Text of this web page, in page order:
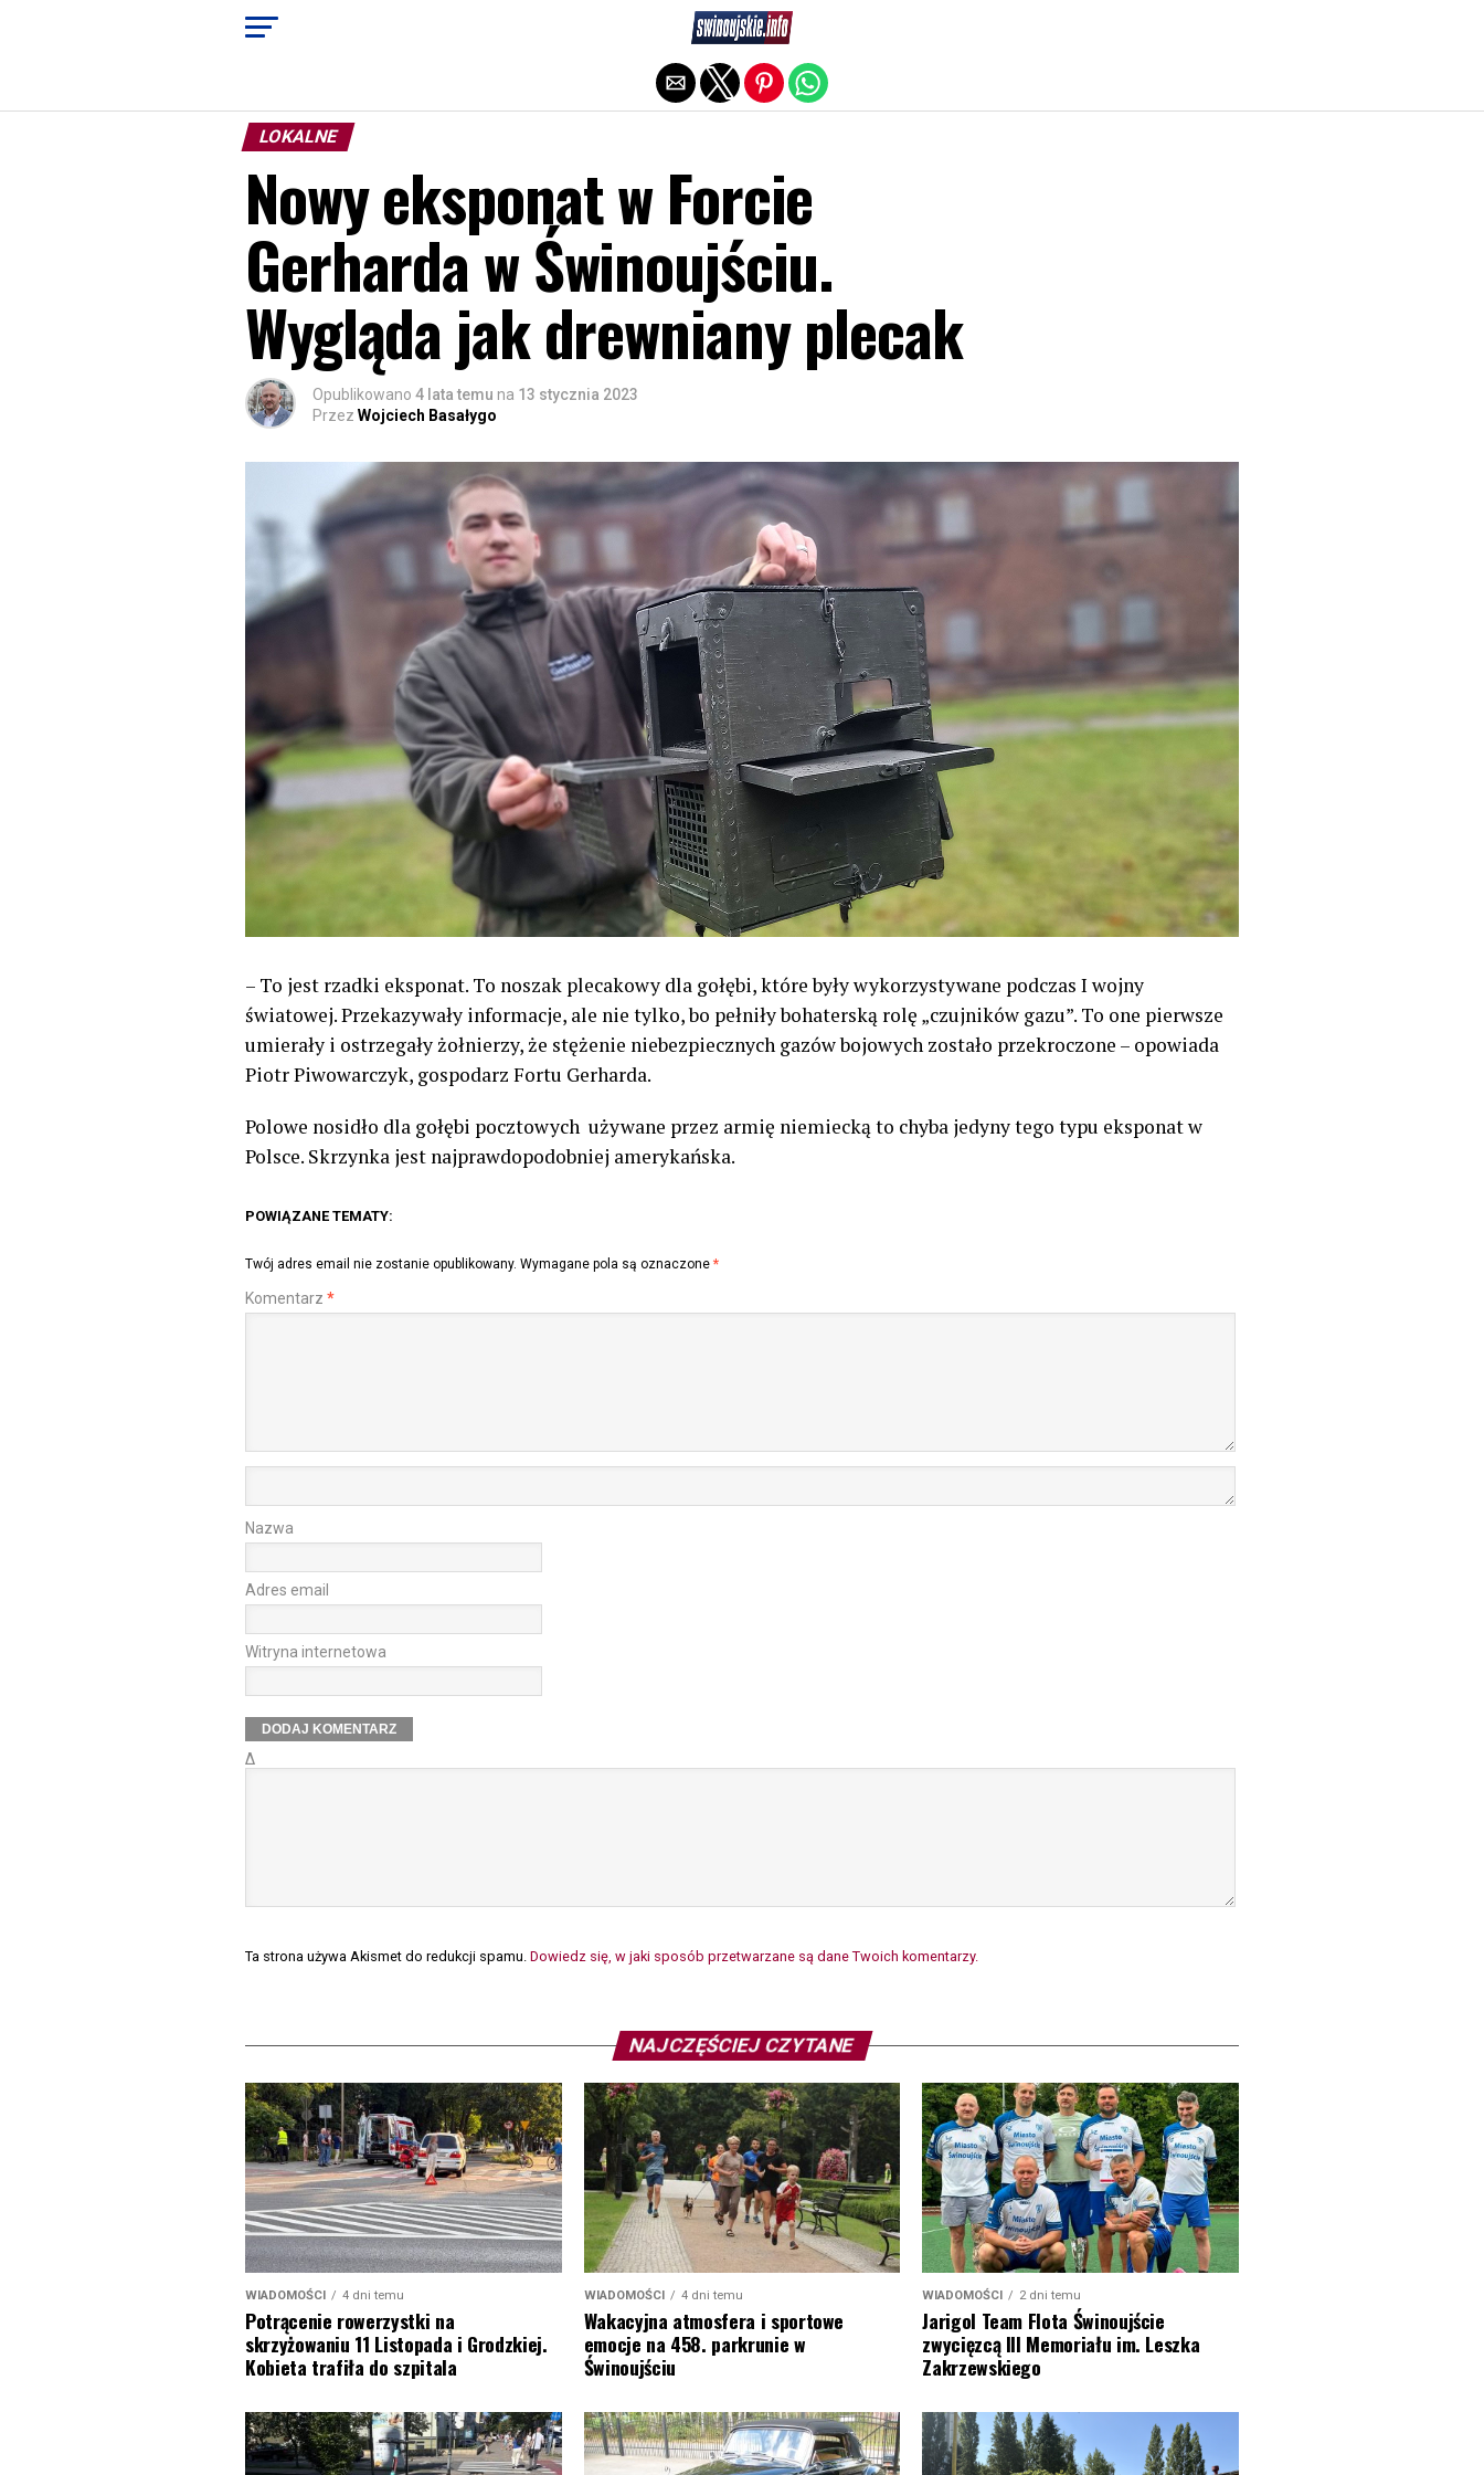
LOKALNE
Nowy eksponat w Forcie
Gerharda w Świnoujściu.
Wygląda jak drewniany plecak
Opublikowano 4 lata temu na 13 stycznia 2023
Przez Wojciech Basałygo
– To jest rzadki eksponat. To noszak plecakowy dla gołębi, które były wykorzystywane podczas I wojny
światowej. Przekazywały informacje, ale nie tylko, bo pełniły bohaterską rolę „czujników gazu”. To one pierwsze
umierały i ostrzegały żołnierzy, że stężenie niebezpiecznych gazów bojowych zostało przekroczone – opowiada
Piotr Piwowarczyk, gospodarz Fortu Gerharda.
Polowe nosidło dla gołębi pocztowych używane przez armię niemiecką to chyba jedyny tego typu eksponat w
Polsce. Skrzynka jest najprawdopodobniej amerykańska.
POWIĄZANE TEMATY:
Twój adres email nie zostanie opublikowany. Wymagane pola są oznaczone *
Komentarz *
Nazwa
Adres email
Witryna internetowa
Δ
Ta strona używa Akismet do redukcji spamu. Dowiedz się, w jaki sposób przetwarzane są dane Twoich komentarzy.
NAJCZĘŚCIEJ CZYTANE
WIADOMOŚCI 4 dni temu
Potrącenie rowerzystki na
skrzyżowaniu 11 Listopada i Grodzkiej.
Kobieta trafiła do szpitala
WIADOMOŚCI 4 dni temu
Wakacyjna atmosfera i sportowe
emocje na 458. parkrunie w
Świnoujściu
WIADOMOŚCI 2 dni temu
Jarigol Team Flota Świnoujście
zwycięzcą III Memoriału im. Leszka
Zakrzewskiego
Exit mobile version